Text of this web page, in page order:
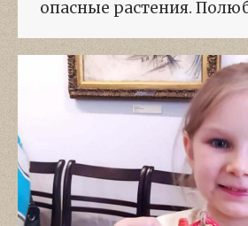
опасные растения.